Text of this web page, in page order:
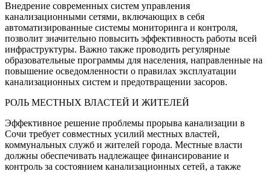
Внедрение современных систем управления
канализационными сетями, включающих в себя
автоматизированные системы мониторинга и контроля,
позволит значительно повысить эффективность работы всей
инфраструктуры. Важно также проводить регулярные
образовательные программы для населения, направленные на
повышение осведомленности о правилах эксплуатации
канализационных систем и предотвращении засоров.
РОЛЬ МЕСТНЫХ ВЛАСТЕЙ И ЖИТЕЛЕЙ
Эффективное решение проблемы прорыва канализации в
Сочи требует совместных усилий местных властей,
коммунальных служб и жителей города. Местные власти
должны обеспечивать надлежащее финансирование и
контроль за состоянием канализационных сетей, а также